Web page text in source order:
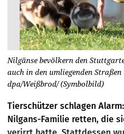
Nilgänse bevölkern den
auch in den umliegenden
dpa/Weißbrod/ (Symbolbild)
Tierschützer schlagen
Nilgans-Familie retten, die